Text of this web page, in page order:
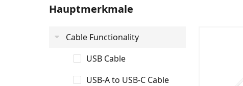
Hauptmerkmale
Cable Functionality
USB Cable
USB-A to USB-C Cable